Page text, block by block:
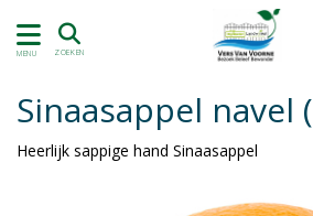
MENU ZOEKEN
Sinaasappel navel
Heerlijk sappige hand Sinaasappel